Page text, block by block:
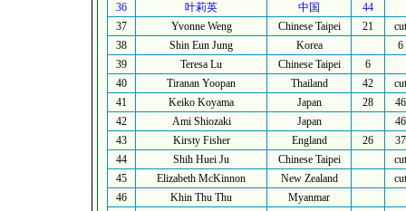
36
叶莉英 中国
44
37
Yvonne Weng Chinese Taipei 21
cut
38
Shin Eun Jung Korea
6
39
Teresa Lu Chinese Taipei
6
40
Tiranan Yoopan Thailand 42
cut
41
Keiko Koyama Japan 28
46
42
Ami Shiozaki Japan
46
43
Kirsty Fisher England 26
37
44
Shih Huei Ju Chinese Taipei
cut
45
Elizabeth McKinnon New Zealand
cut
46
Khin Thu Thu
Myanmar